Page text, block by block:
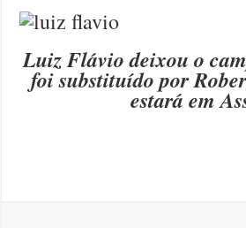
Luiz Flávio deixou o
foi substituído por
estará em